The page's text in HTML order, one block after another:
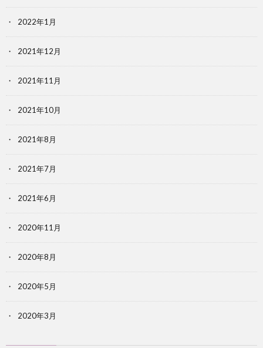
2022年1月
2021年12月
2021年11月
2021年10月
2021年8月
2021年7月
2021年6月
2020年11月
2020年8月
2020年5月
2020年3月